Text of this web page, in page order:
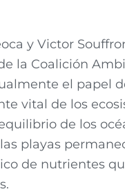
y Victor
la Coalición
el papel
vital de los
de los
playas
de nutrientes